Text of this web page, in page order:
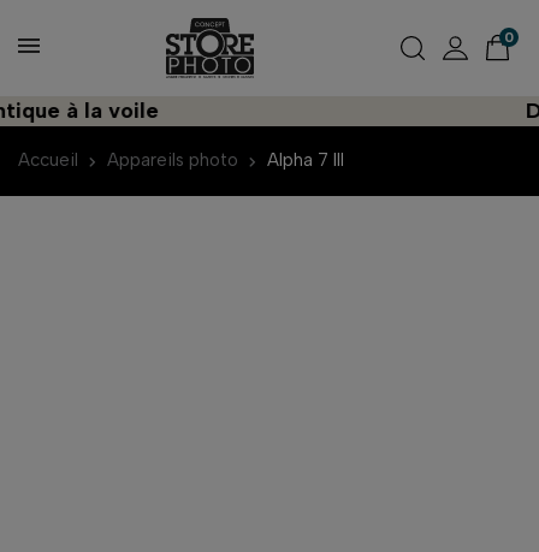
0
à la voile
Accueil Appareils photo Alpha 7 III